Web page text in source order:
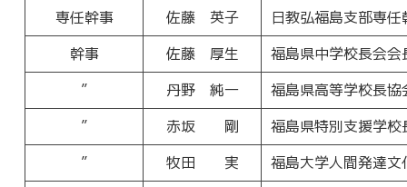
専任幹事
佐藤 英子
日教弘福島支部専任
幹事
佐藤 厚生
福島県中学校長会会
”
丹野 純一
福島県高等学校長協
”
赤坂 剛
福島県特別支援学校
”
牧田 実
福島大学人間発達